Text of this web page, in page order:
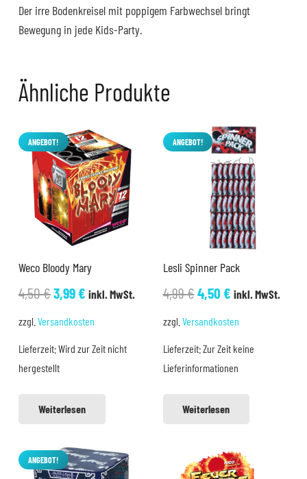
Der irre Bodenkreisel mit poppigem Farbwechsel bringt
Bewegung in jede Kids-Party.
Ähnliche Produkte
ANGEBOT!
Weco Bloody Mary
4,50€Ursprünglicher
4,50 €
3,99€Aktueller
3,99 €.
inkl. MwSt.
zzgl. Versandkosten
Lieferzeit:Wird zur Zeit nicht
hergestellt
Weiterlesen
ANGEBOT!
Lesli Spinner Pack
4,99€Ursprünglicher
4,99 €
4,50€Aktueller
4,50 €.
inkl. MwSt.
zzgl. Versandkosten
Lieferzeit:Zur Zeit keine
Lieferinformationen
Weiterlesen
ANGEBOT!